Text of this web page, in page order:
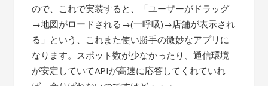
ので、これで実装すると、「ユーザーがドラッグ
→地図がロードされる→(一呼吸)→店舗が表示され
る」という、これまた使い勝手の微妙なアプリに
なります。スポット数が少なかったり、通信環境
が安定していてAPIが高速に応答してくれていれ